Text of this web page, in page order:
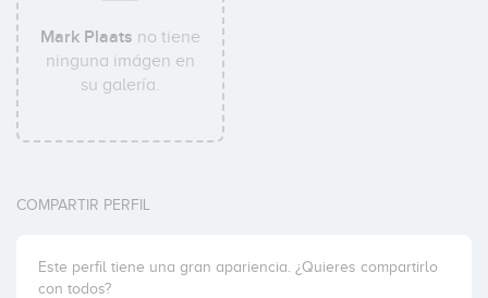
Mark Plaats no tiene
ninguna imágen en
su galería.
COMPARTIR PERFIL
Este perfil tiene una gran apariencia. ¿Quieres compartirlo
con todos?